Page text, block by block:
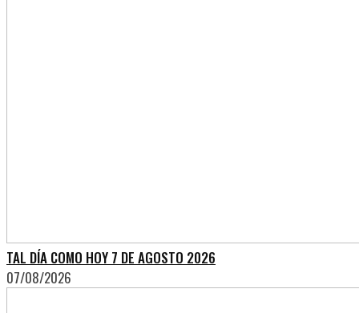
TAL DÍA COMO HOY 7 DE AGOSTO 2026
07/08/2026